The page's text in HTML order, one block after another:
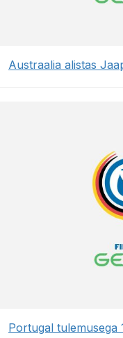
Austraalia alistas
Portugal tulemusega